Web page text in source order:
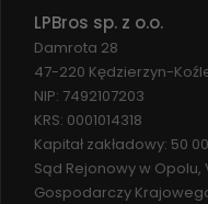
LPBros sp. z o.o.
Damrota 28
47-220 Kędzierzyn-
NIP: 7492107203
KRS: 0001014318
Kapitał zakładowy: 50
Sąd Rejonowy w Opolu,
Gospodarczy